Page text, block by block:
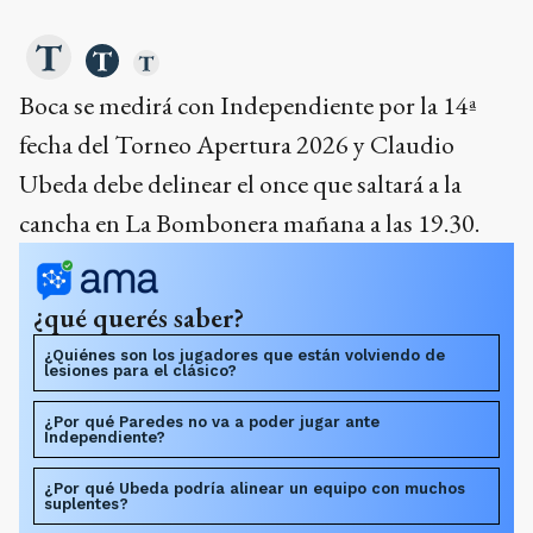
Boca se medirá con Independiente por la 14ª
fecha del Torneo Apertura 2026 y Claudio
Ubeda debe delinear el once que saltará a la
cancha en La Bombonera mañana a las 19.30.
¿qué querés saber?
¿Quiénes son los jugadores que están volviendo de
lesiones para el clásico?
¿Por qué Paredes no va a poder jugar ante
Independiente?
¿Por qué Ubeda podría alinear un equipo con muchos
suplentes?